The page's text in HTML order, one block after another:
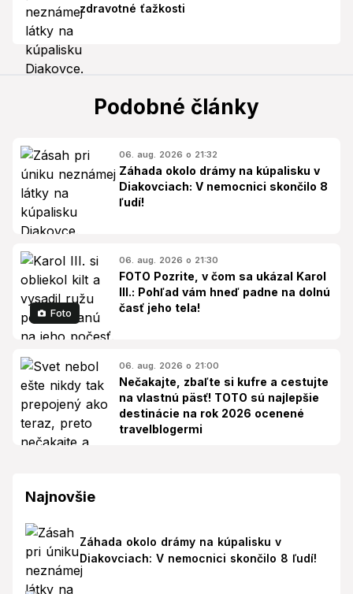
zdravotné ťažkosti
Podobné články
06. aug. 2026 o 21:32
Záhada okolo drámy na kúpalisku v
Diakovciach: V nemocnici skončilo 8
ľudí!
Foto
06. aug. 2026 o 21:30
FOTO Pozrite, v čom sa ukázal Karol
III.: Pohľad vám hneď padne na dolnú
časť jeho tela!
06. aug. 2026 o 21:00
Nečakajte, zbaľte si kufre a cestujte
na vlastnú päsť! TOTO sú najlepšie
destinácie na rok 2026 ocenené
travelblogermi
Najnovšie
Záhada okolo drámy na kúpalisku v
Diakovciach: V nemocnici skončilo 8 ľudí!